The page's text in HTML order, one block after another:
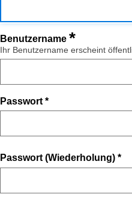
Benutzername *
Ihr Benutzername erscheint
Passwort *
Passwort (Wiederholung) *